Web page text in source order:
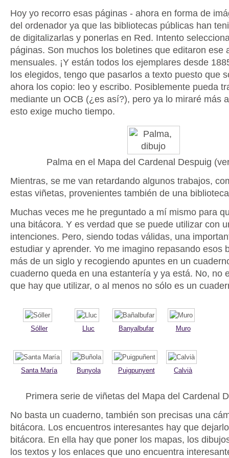
Hoy yo recorro esas páginas - ahora en forma de
del ordenador ya que las bibliotecas públicas han
de digitalizarlas y ponerlas en Red. Intento
páginas. Son muchos los boletines que editaron ese
mensuales. ¡Y están todos los ejemplares desde
los elegidos, tengo que pasarlos a texto puesto que
ahora los copio: leo y escribo. Posiblemente pueda
mediante un OCB (¿es así?), pero ya lo miraré más
esto exige mucho tiempo.
Palma en el Mapa del Cardenal Despuig
Mientras, se me van retardando algunos trabajos,
estas viñetas, provenientes también de una
Muchas veces me he preguntado a mí mismo para
una bitácora. Y es verdad que se puede utilizar con
intenciones. Pero, siendo todas válidas, una
estudiar y aprender. Yo me imagino repasando esos
más de un siglo y recogiendo apuntes en un
cuaderno queda en una estantería y ya está. No, no
que hay que utilizar, o al menos no sólo es un
Sóller Lluc Banyalbufar Muro
Santa María Bunyola Puigpunyent Calvià
Primera serie de viñetas del Mapa del Cardenal
No basta un cuaderno, también son precisas una
bitácora. Los encuentros interesantes hay que
bitácora. En ella hay que poner los mapas, los
los textos y los enlaces que uno encuentra